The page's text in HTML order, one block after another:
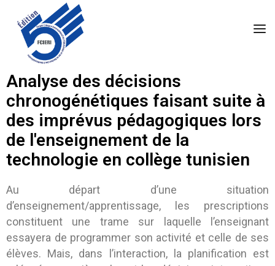
Analyse des décisions
chronogénétiques faisant suite à
des imprévus pédagogiques lors
de l'enseignement de la
technologie en collège tunisien
Au départ d’une situation
d’enseignement/apprentissage, les prescriptions
constituent une trame sur laquelle l’enseignant
essayera de programmer son activité et celle de ses
élèves. Mais, dans l’interaction, la planification est